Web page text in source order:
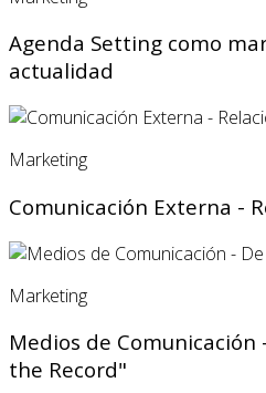
Agenda Setting como
actualidad
Marketing
Comunicación Externa -
Marketing
Medios de
the Record"